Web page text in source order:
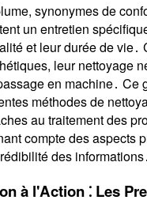
synonymes de
un entretien
et leur durée de vie․
leur nettoyage
en machine․ Ce
méthodes de
au traitement des
compte des aspects
des informations․
à l'Action ⁚ Les